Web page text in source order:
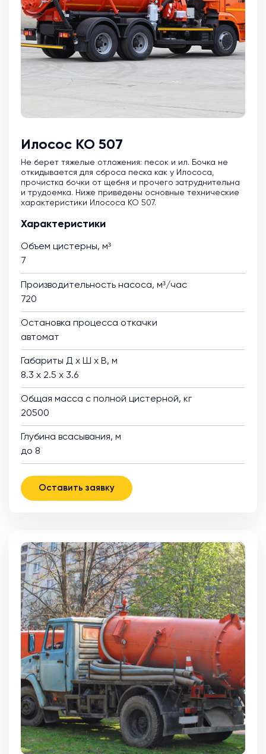
Илосос КО 507
Не берет тяжелые отложения: песок и ил. Бочка не
откидывается для сброса песка как у Илососа,
прочистка бочки от щебня и прочего затруднительна
и трудоемка. Ниже приведены основные технические
характеристики Илососа КО 507.
Характеристики
Объем цистерны, м³
7
Производительность насоса, м³/час
720
Остановка процесса откачки
автомат
Габариты Д х Ш х В, м
8.3 х 2.5 х 3.6
Общая масса с полной цистерной, кг
20500
Глубина всасывания, м
до 8
Оставить заявку